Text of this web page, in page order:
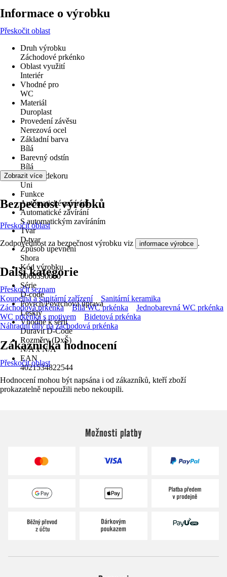
Informace o výrobku
Přeskočit oblast
Druh výrobku
Záchodové prkénko
Oblast využití
Interiér
Vhodné pro
WC
Materiál
Duroplast
Provedení závěsu
Nerezová ocel
Základní barva
Bílá
Barevný odstín
Bílá
Vzhled dekoru
Uni
Funkce
Automatické zavírání
Automatické zavírání
S automatickým zavíráním
Tvar
D tvar
Způsob upevnění
Shora
Kód výrobku
0060390000
Série
D-code
Povrch/Povrchová úprava
Lesklý
Vhodné k sérii
Duravit D-Code
Rozměry (DxŠ)
N/A x N/A
EAN
4021534822544
Zobrazit více
Bezpečnost výrobků
Přeskočit oblast
Zodpovědnost za bezpečnost výrobku viz informace výrobce .
Další kategorie
Přeskočit seznam
Koupelna a sanitární zařízení
Sanitární keramika
Záchodová prkénka
Bílá WC prkénka
Jednobarevná WC prkénka
WC prkénka s motivem
Bidetová prkénka
Náhradní díly na záchodová prkénka
Zákaznická hodnocení
Přeskočit oblast
Hodnocení mohou být napsána i od zákazníků, kteří zboží
prokazatelně nepoužili nebo nekoupili.
Možnosti platby